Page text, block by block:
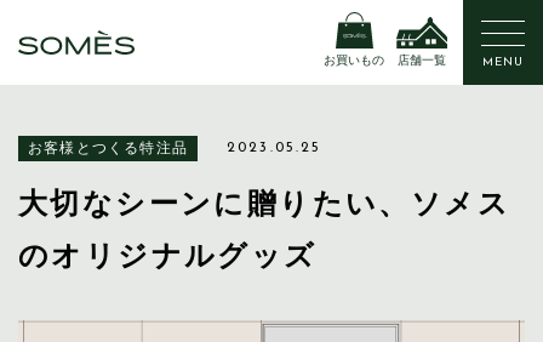
お買いもの 店舗一覧 MENU
お客様とつくる特注品 2023.05.25
大切なシーンに贈りたい、ソメス
のオリジナルグッズ